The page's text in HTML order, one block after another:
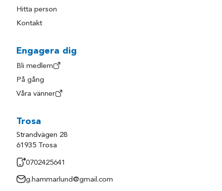
Hitta person
Kontakt
Engagera dig
Bli medlem
På gång
Våra vänner
Trosa
Strandvägen 28
61935 Trosa
0702425641
g.hammarlund@gmail.com